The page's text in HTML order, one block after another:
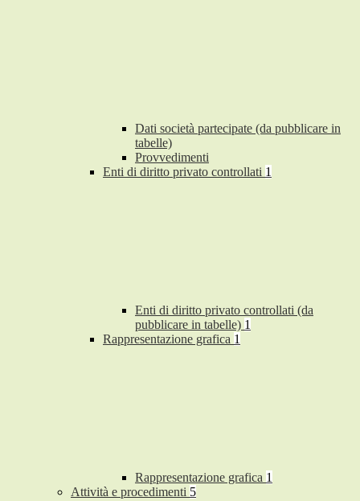
Dati società partecipate (da pubblicare in
tabelle)
Provvedimenti
Enti di diritto privato controllati 1
Enti di diritto privato controllati (da
pubblicare in tabelle) 1
Rappresentazione grafica 1
Rappresentazione grafica 1
Attività e procedimenti 5